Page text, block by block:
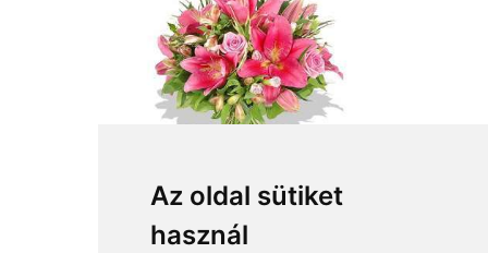
Az oldal sütiket
használ
from HUF28,800